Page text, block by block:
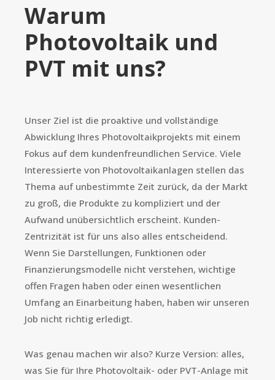
Warum
Photovoltaik und
PVT mit uns?
Unser Ziel ist die proaktive und vollständige
Abwicklung Ihres Photovoltaikprojekts mit einem
Fokus auf dem kundenfreundlichen Service. Viele
Interessierte von Photovoltaikanlagen stellen das
Thema auf unbestimmte Zeit zurück, da der Markt
zu groß, die Produkte zu kompliziert und der
Aufwand unübersichtlich erscheint. Kunden-
Zentrizität ist für uns also alles entscheidend.
Wenn Sie Darstellungen, Funktionen oder
Finanzierungsmodelle nicht verstehen, wichtige
offen Fragen haben oder einen wesentlichen
Umfang an Einarbeitung haben, haben wir unseren
Job nicht richtig erledigt.
Was genau machen wir also? Kurze Version: alles,
was Sie für Ihre Photovoltaik- oder PVT-Anlage mit